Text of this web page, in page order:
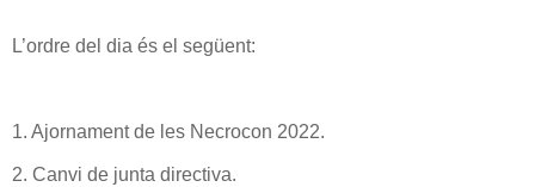
L’ordre del dia és el següent:
1. Ajornament de les Necrocon 2022.
2. Canvi de junta directiva.